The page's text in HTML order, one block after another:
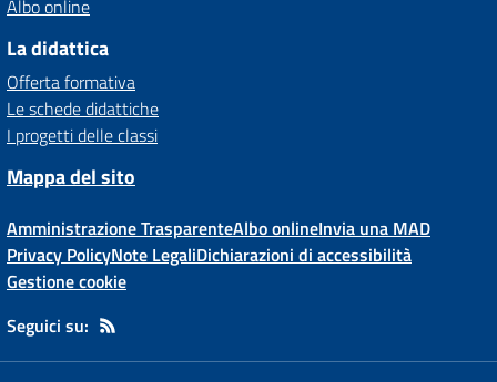
Albo online
La didattica
Offerta formativa
Le schede didattiche
I progetti delle classi
Mappa del sito
Amministrazione TrasparenteAlbo onlineInvia una MAD
Privacy PolicyNote LegaliDichiarazioni di accessibilità
Gestione cookie
Seguici su: